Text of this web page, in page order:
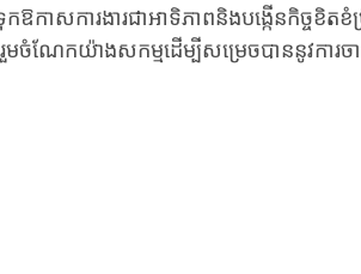
ឱកាស​ការ​ងារ​ជាអាទិភាព​និង​បង្កើនកិច្ចខិត
ណែកយ៉ាង​សកម្ម​ដើម្បី​សម្រេច​បាន​នូវ​ការចាប់